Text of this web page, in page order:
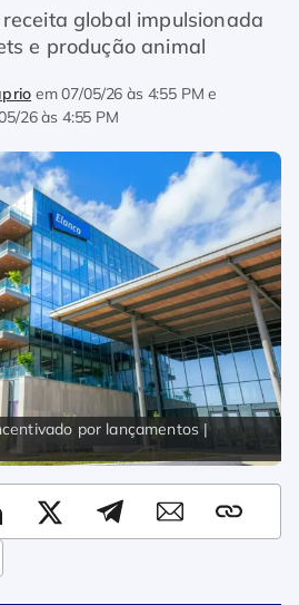
global impulsionada
e produção animal
em07/05/26 às 4:55 PM e
26 às 4:55 PM
por lançamentos |